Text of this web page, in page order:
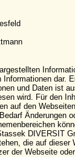
dar.
und Daten ist
wird. Für den
auf den
Änderungen
DIVERSIT
die auf
der Webseite